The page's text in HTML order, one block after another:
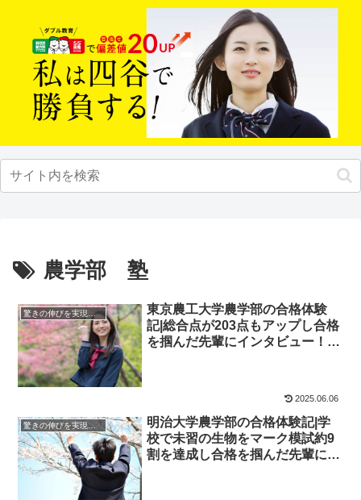
農学部 塾
驚きの伸びを実現｜先輩列伝
東京農工大学農学部の合格体験
記|総合点が203点もアップし合格
を掴んだ先輩にインタビュー！大
2025.06.06
驚きの伸びを実現｜先輩列伝
明治大学農学部の合格体験記|学
校で未習の生物をマーク模試約9
割を達成し合格を掴んだ先輩にイ